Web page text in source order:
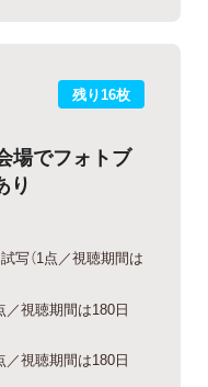
残り16枚
場でフォトブ
り
写（1点／視聴期間は
／視聴期間は180日
／視聴期間は180日